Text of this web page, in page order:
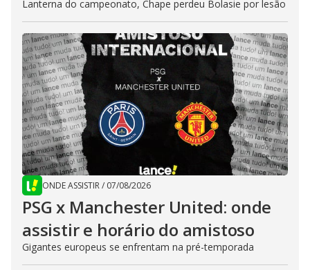
Lanterna do campeonato, Chape perdeu Bolasie por lesão
ONDE ASSISTIR/ 07/08/2026
PSG x Manchester United: onde
assistir e horário do amistoso
Gigantes europeus se enfrentam na pré-temporada